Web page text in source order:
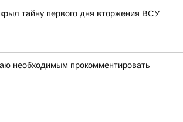
тайну первого дня вторжения ВСУ
необходимым прокомментировать